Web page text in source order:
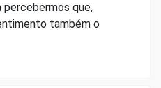
percebermos que,
também o